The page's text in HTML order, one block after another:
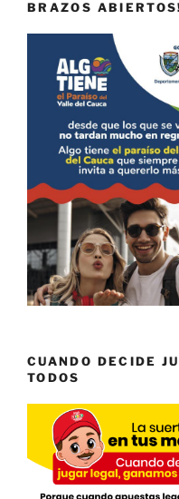
BRAZOS
CUANDO DECIDE
TODOS